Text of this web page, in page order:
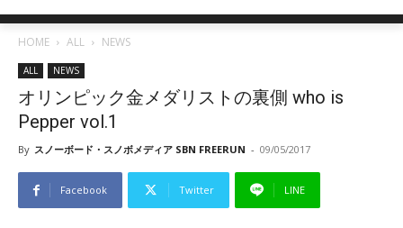
HOME ALL NEWS
ALL NEWS
オリンピック金メダリストの裏側 who is
Pepper vol.1
By スノーボード・スノボメディア SBN FREERUN - 09/05/2017
Facebook Twitter LINE